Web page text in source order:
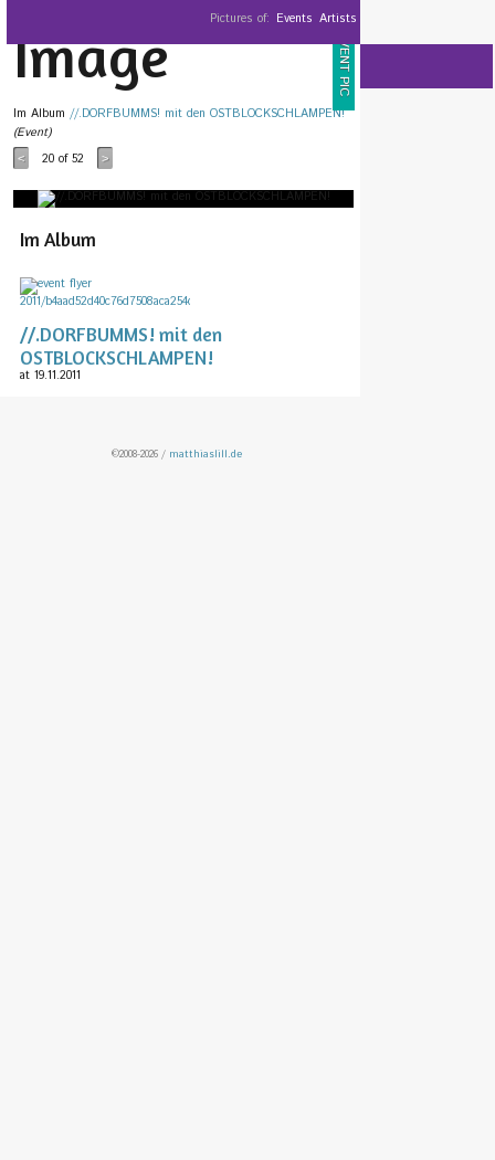
Pictures of: Events Artists
EVENT PIC
Image
Im Album //.DORFBUMMS! mit den OSTBLOCKSCHLAMPEN!
(Event)
< 20 of 52 >
Im Album
//.DORFBUMMS! mit den
OSTBLOCKSCHLAMPEN!
at 19.11.2011
©2008-2026 / matthiaslill.de